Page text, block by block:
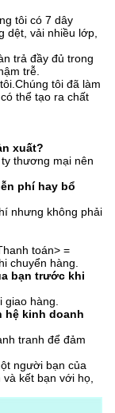
tôi có 7 dây
dệt, vải nhiều lớp,
trả đầy đủ trong
trễ.
tôi đã làm
thể tạo ra chất
xuất?
thương mại nên
phí hay bổ
nhưng không phải
toán> =
chuyển hàng.
bạn trước khi
hàng.
hệ kinh doanh
tranh để đảm
người bạn của
kết bạn với họ,